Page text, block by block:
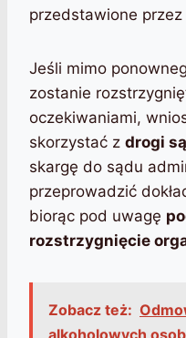
przedstawione
Jeśli mimo
zostanie
oczekiwaniami,
skorzystać z drogi
skargę do sądu
przeprowadzić
biorąc pod uwagę
rozstrzygnięcie
Zobacz też:
alkoholowych